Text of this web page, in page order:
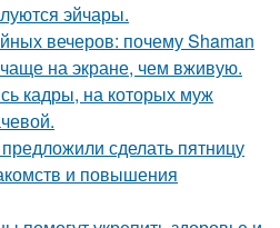
эйчары.
вечеров: почему Shaman
на экране, чем вживую.
кадры, на которых муж
сделать пятницу
и повышения